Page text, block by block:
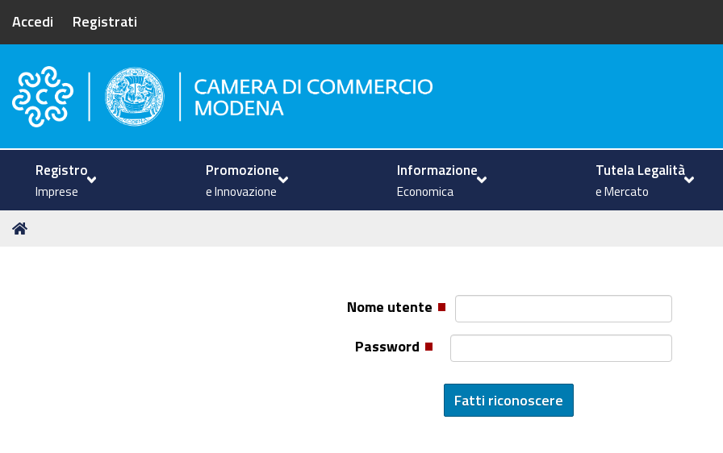
Accedi Registrati
Camera di Commercio di Modena
Registro
Imprese
Promozione
e Innovazione
Informazione
Economica
Tutela Legalità
e Mercato
Tu
Nome utente
Password